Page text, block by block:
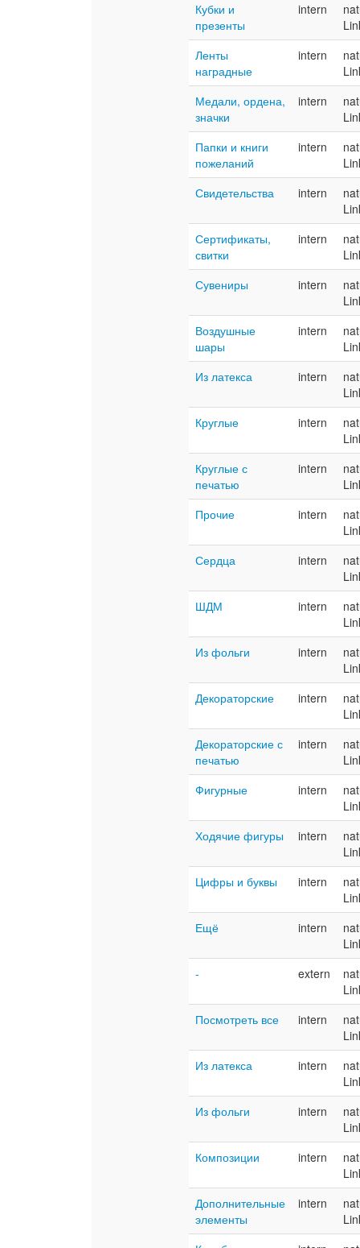
Кубки и
презенты
intern
Ленты
наградные
intern
Медали, ордена,
значки
intern
Папки и книги
пожеланий
intern
Свидетельства
intern
Сертификаты,
свитки
intern
Сувениры
intern
Воздушные
шары
intern
Из латекса
intern
Круглые
intern
Круглые с
печатью
intern
Прочие
intern
Сердца
intern
ШДМ
intern
Из фольги
intern
Декораторские
intern
Декораторские с
печатью
intern
Фигурные
intern
Ходячие фигуры
intern
Цифры и буквы
intern
Ещё
intern
-
extern
Посмотреть все
intern
Из латекса
intern
Из фольги
intern
Композиции
intern
Дополнительные
элементы
intern